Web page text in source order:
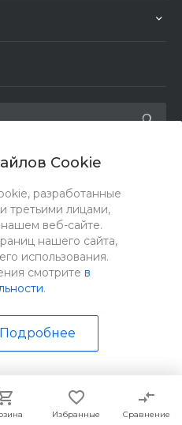
Cookie
разработанные
третьими лицами,
веб-сайте.
нашего сайта,
использования.
смотрите в
.
Подробнее
Избранные Сравнение
Избранные Сравнение
права защищены